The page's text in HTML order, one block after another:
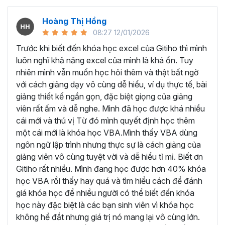
nghiệp, giảng viênDương Mạnh Quânhiểu được những
khó khăn của người học VBA Excel.
Bởi vậy thầy đã đúc kết kiến thức và kinh nghiệm của
mình thành những bài giảng chi tiết, hướng dẫn từng bước
một để học viên có thể thành thạo từng phần, trước khi
giảng dạy về tư duy và phương pháp để xử lý các bài toán
tự động hóa công việc, quy trình trên VBA Excel.
Những kiến thức được học
trong khóa học VBA này:
Nắm vững kiến thức nền tảng về VBA:
Hiểu rõ cú pháp, nguyên tắc làm việc và các khái
niệm cơ bản của VBA.
Thành thạo việc khai báo biến, sử dụng hằng số, và
quản lý bộ nhớ.
Thành thạo cách sử dụng Macro:
Hoàng Thị Hồng
08:27 12/01/2026
Trước khi biết đến khóa học excel của Gitiho thì mình
luôn nghĩ khả năng excel của mình là khá ổn. Tuy
nhiên mình vẫn muốn học hỏi thêm và thật bất ngờ
với cách giảng dạy vô cùng dễ hiểu, ví dụ thực tế, bài
giảng thiết kế ngắn gọn, đặc biệt giọng của giảng
viên rất ấm và dễ nghe. Mình đã học được khá nhiều
cái mới và thú vị Từ đó mình quyết định học thêm
một cái mới là khóa học VBA.Mình thấy VBA dùng
ngôn ngữ lập trình nhưng thực sự là cách giảng của
giảng viên vô cùng tuyệt vời và dễ hiểu tỉ mỉ. Biết ơn
Gitiho rất nhiều. Mình đang học được hơn 40% khóa
học VBA rồi thấy hay quá và tìm hiểu cách để đánh
giá khóa học để nhiều người có thể biết đến khóa
học này đặc biệt là các bạn sinh viên vì khóa học
không hề đắt nhưng giá trị nó mang lại vô cùng lớn.